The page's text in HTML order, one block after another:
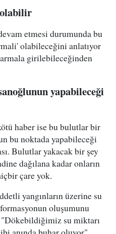
etmesi durumunda bu
olabileceğini anlatıyor
girilebileceğinden
yapabileceği
haber ise bu bulutlar bir
bu noktada yapabileceği
Bulutlar yakacak bir şey
dağılana kadar onların
çare yok.
yangınların üzerine su
oluşumunu
"Dökebildiğimiz su miktarı